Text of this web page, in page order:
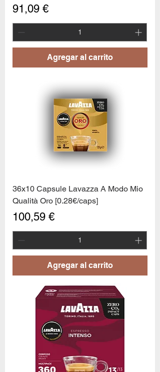
Precio
91,09 €
Agregar al carrito
36x10 Capsule Lavazza A Modo Mio
Qualità Oro [0.28€/caps]
Precio
100,59 €
Agregar al carrito